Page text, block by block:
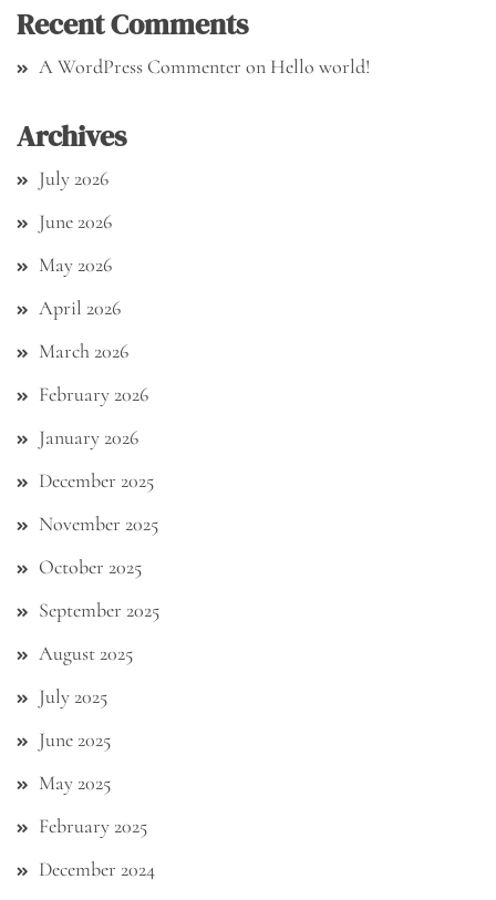
Recent Comments
A WordPress Commenter on Hello world!
Archives
July 2026
June 2026
May 2026
April 2026
March 2026
February 2026
January 2026
December 2025
November 2025
October 2025
September 2025
August 2025
July 2025
June 2025
May 2025
February 2025
December 2024